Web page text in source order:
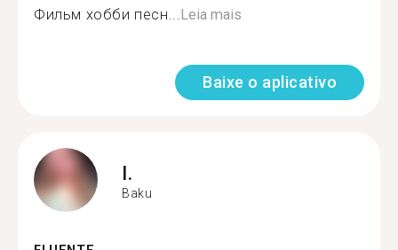
Фильм хобби песн... Leia mais
Baixe o aplicativo
I.
Baku